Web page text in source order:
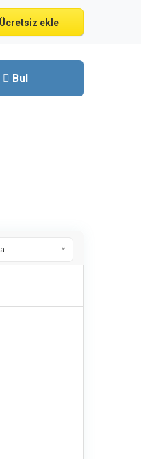
Ücretsiz ekle
Bul